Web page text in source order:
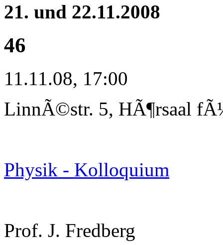
21. und 22.11.2008
46
11.11.08, 17:00
LinnÃ©str. 5, HÃ¶rsaal
Physik - Kolloquium
Prof. J. Fredberg